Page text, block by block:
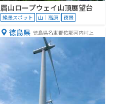
眉山ロープウェイ山頂展望台
絶景スポット 山｜高原 夜景
徳島県 徳島県名東郡佐那河内村上